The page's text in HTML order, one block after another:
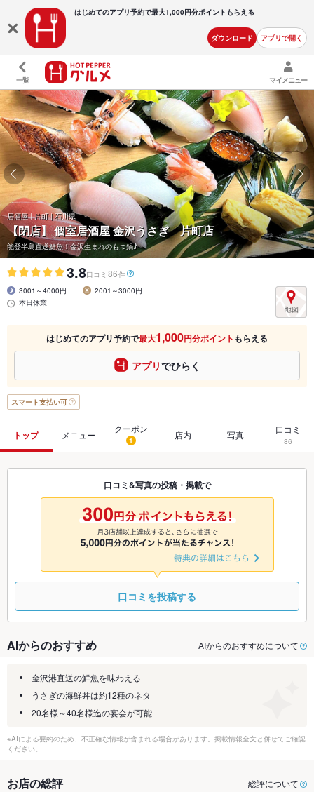
はじめてのアプリ予約で最大1,000円分ポイントもらえる
ダウンロード アプリで開く
一覧 マイメニュー
居酒屋 | 片町 | 石川県
【閉店】個室居酒屋 金沢うさぎ 片町店
能登半島直送鮮魚！金沢生まれのもつ鍋♪
3.8口コミ 86件
3001～4000円
2001～3000円
本日休業
はじめてのアプリ予約で最大1,000円分ポイント もらえる
アプリでひらく
スマート支払い可
トップ メニュー
クーポン
1 店内 写真 口コミ
86
口コミ&写真の投稿・掲載で
口コミを投稿する
AIからのおすすめ AIからのおすすめについて
金沢港直送の鮮魚を味わえる
うさぎの海鮮丼は約12種のネタ
20名様～40名様迄の宴会が可能
※AIによる要約のため、不正確な情報が含まれる場合があります。掲載情報全文と併せてご確認
ください。
お店の総評 総評について